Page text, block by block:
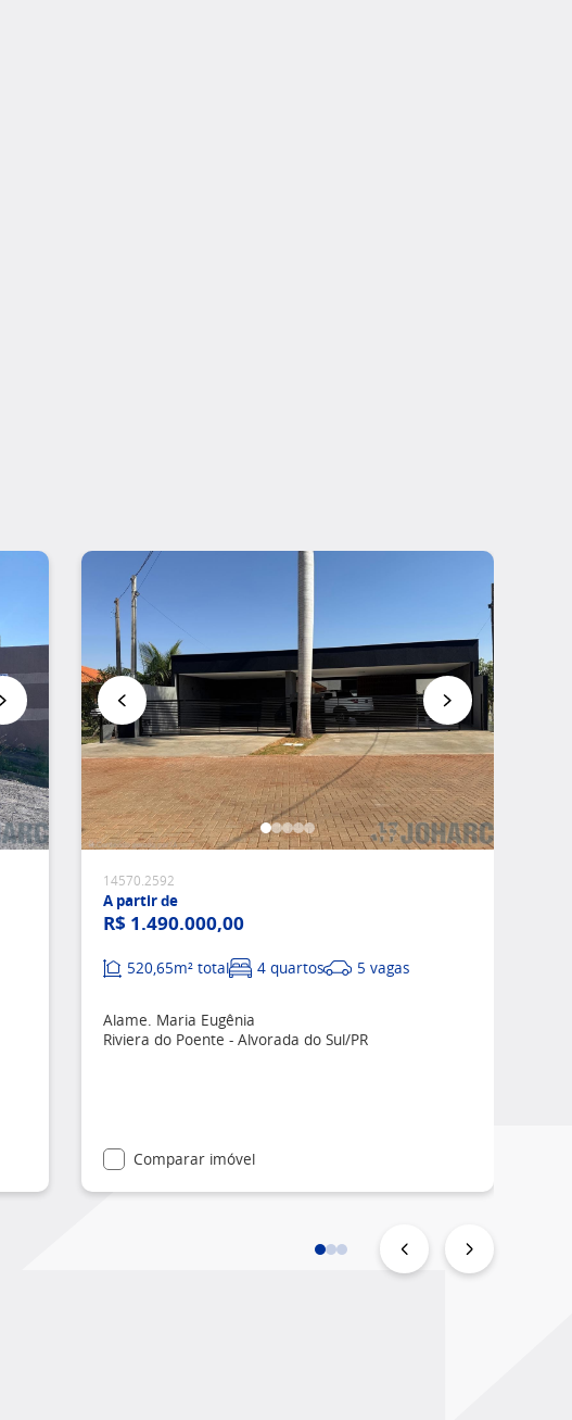
Favoritar
Comparar imóvel
14570.2592
A partir de
R$ 1.490.000,00
520,65m² total 4 quartos 5 vagas
Alame. Maria Eugênia
Riviera do Poente - Alvorada do Sul/PR